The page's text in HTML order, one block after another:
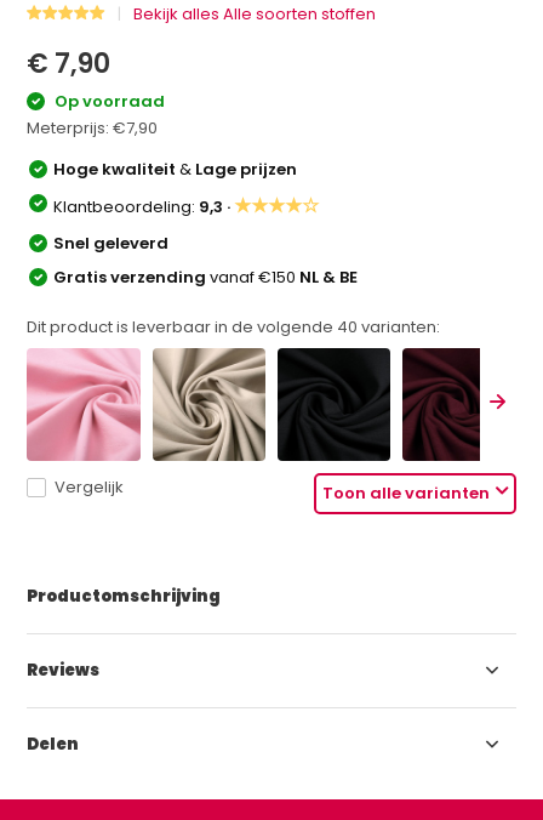
Bekijk alles Alle soorten stoffen
€ 7,90
Op voorraad
Meterprijs:€7,90
Hoge kwaliteit& Lage prijzen
Klantbeoordeling: 9,3 ·★★★★☆
Snel geleverd
Gratis verzendingvanaf €150 NL & BE
Dit product is leverbaar in de volgende 40 varianten:
Toon alle varianten
Vergelijk
Productomschrijving
Reviews
Delen